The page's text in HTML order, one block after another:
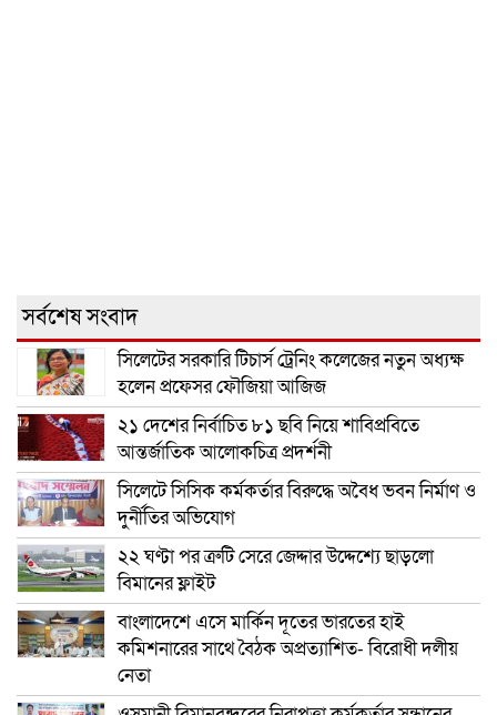
সর্বশেষ সংবাদ
সিলেটের সরকারি টিচার্স ট্রেনিং কলেজের নতুন অধ্যক্ষ
হলেন প্রফেসর ফৌজিয়া আজিজ
২১ দেশের নির্বাচিত ৮১ ছবি নিয়ে শাবিপ্রবিতে
আন্তর্জাতিক আলোকচিত্র প্রদর্শনী
সিলেটে সিসিক কর্মকর্তার বিরুদ্ধে অবৈধ ভবন নির্মাণ ও
দুর্নীতির অভিযোগ
২২ ঘণ্টা পর ত্রুটি সেরে জেদ্দার উদ্দেশ্যে ছাড়লো
বিমানের ফ্লাইট
বাংলাদেশে এসে মার্কিন দূতের ভারতের হাই
কমিশনারের সাথে বৈঠক অপ্রত্যাশিত- বিরোধী দলীয়
নেতা